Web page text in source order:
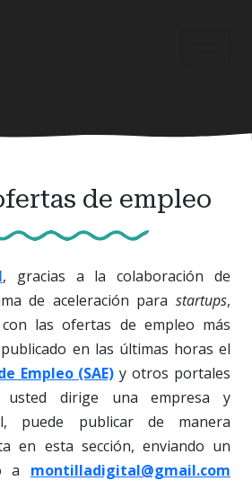
de empleo
, gracias a la colaboración de
de aceleración para startups,
las ofertas de empleo más
en las últimas horas el
Empleo (SAE) y otros portales
usted dirige una empresa y
puede publicar de manera
en esta sección, enviando un
a montilladigital@gmail.com